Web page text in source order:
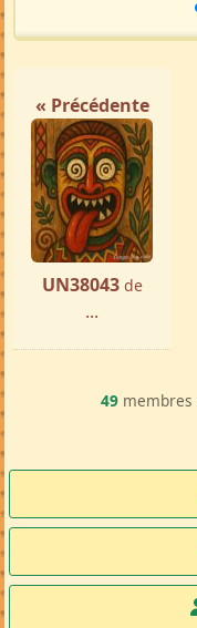
« Précédente
UN38043 de
...
49 membres